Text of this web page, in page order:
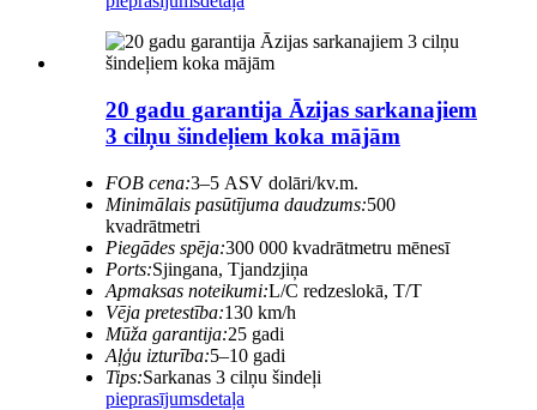
20 gadu garantija Āzijas sarkanajiem
3 cilņu šindeļiem koka mājām
FOB cena:3–5 ASV dolāri/kv.m.
Minimālais pasūtījuma daudzums:500
kvadrātmetri
Piegādes spēja:300 000 kvadrātmetru mēnesī
Ports:Sjingana, Tjandzjiņa
Apmaksas noteikumi:L/C redzeslokā, T/T
Vēja pretestība:130 km/h
Mūža garantija:25 gadi
Aļģu izturība:5–10 gadi
Tips:Sarkanas 3 cilņu šindeļi
pieprasījumsdetaļa